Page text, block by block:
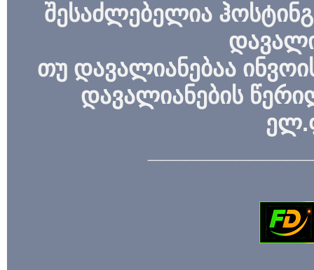
შესაძლებელია
თუ დავალიანებაა
დავალიანების